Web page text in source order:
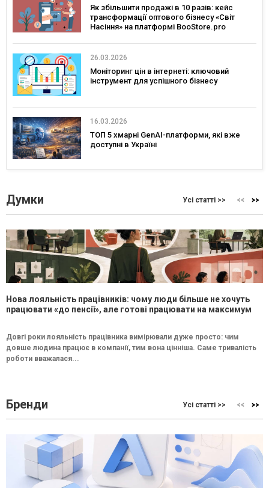
Як збільшити продажі в 10 разів: кейс
трансформації оптового бізнесу «Світ
Насіння» на платформі BooStore.pro
26.03.2026
Моніторинг цін в інтернеті: ключовий
інструмент для успішного бізнесу
16.03.2026
ТОП 5 хмарні GenAI-платформи, які вже
доступні в Україні
Думки Усі статті >>
Нова лояльність працівників: чому люди більше не хочуть
працювати «до пенсії», але готові працювати на максимум
Довгі роки лояльність працівника вимірювали дуже просто: чим
довше людина працює в компанії, тим вона цінніша. Саме тривалість
роботи вважалася...
Бренди Усі статті >>